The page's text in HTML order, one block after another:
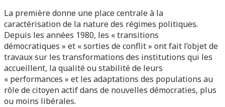
La première donne une place centrale à la
caractérisation de la nature des régimes politiques.
Depuis les années 1980, les « transitions
démocratiques » et « sorties de conflit » ont fait l’objet de
travaux sur les transformations des institutions qui les
accueillent, la qualité ou stabilité de leurs
« performances » et les adaptations des populations au
rôle de citoyen actif dans de nouvelles démocraties, plus
ou moins libérales.